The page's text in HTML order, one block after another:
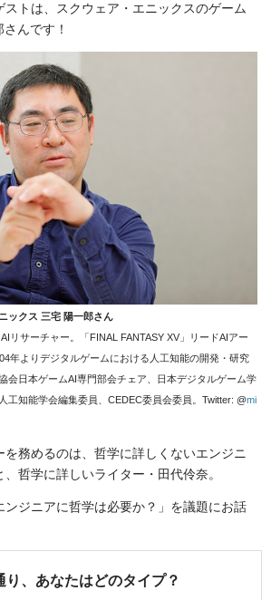
トは、スクウェア・エニックスのゲーム
んです！
ックス 三宅 陽一郎さん
リサーチャー。「FINAL FANTASY XV」リードAIアー
年よりデジタルゲームにおける人工知能の開発・研究
会日本ゲームAI専門部会チェア、日本デジタルゲーム学
工知能学会編集委員、CEDEC委員会委員。Twitter: @mi
務めるのは、哲学に詳しくないエンジニ
哲学に詳しいライター・田代伶奈。
ンジニアに哲学は必要か？」を議題にお話
り、あなたはどのタイプ？